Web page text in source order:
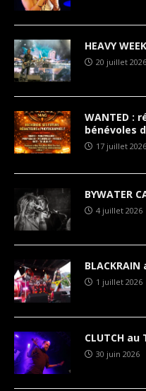
HEAVY
20 juillet 2026
WANTED :
bénévoles
17 juillet 2026
BYWATER
4 juillet 2026
BLACKRAIN
1 juillet 2026
CLUTCH
30 juin 2026